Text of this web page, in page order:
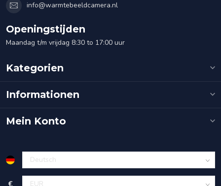
info@warmtebeeldcamera.nl
Openingstijden
Maandag t/m vrijdag 8:30 to 17:00 uur
Kategorien
Informationen
Mein Konto
€